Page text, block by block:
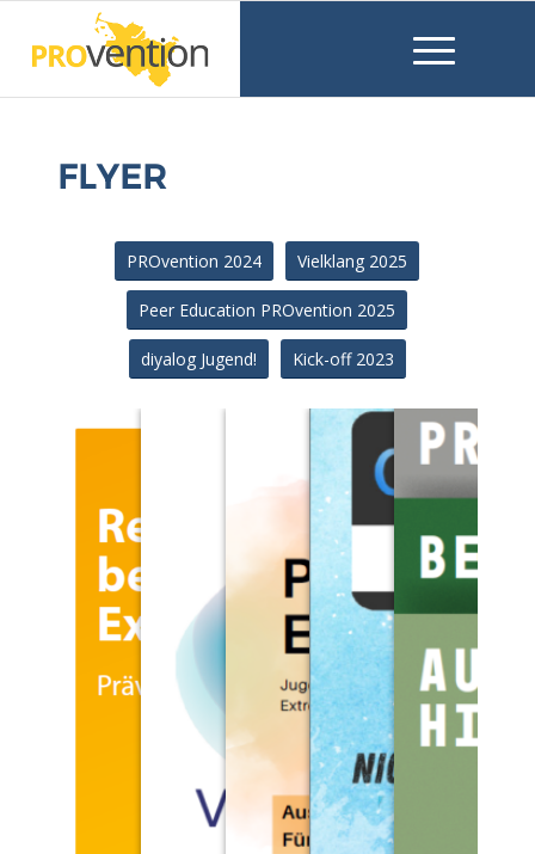
FLYER
PROvention 2024 Vielklang 2025
Peer Education PROvention 2025
diyalog Jugend! Kick-off 2023